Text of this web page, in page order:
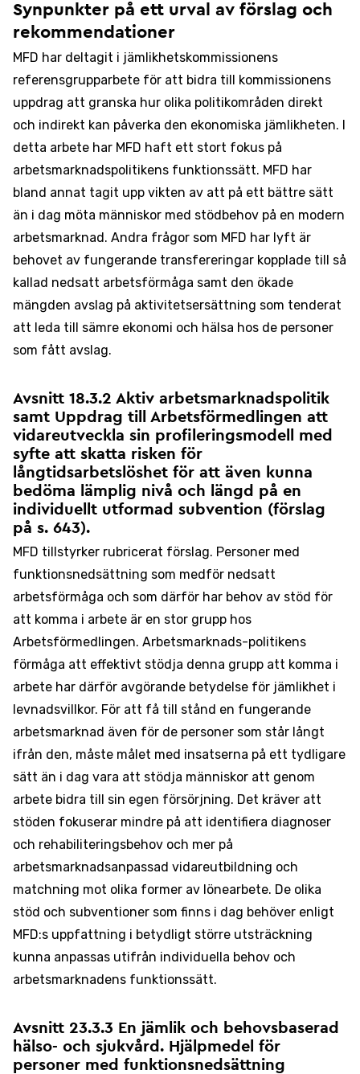
Synpunkter på ett urval av förslag och
rekommendationer
MFD har deltagit i jämlikhetskommissionens
referensgrupparbete för att bidra till kommissionens
uppdrag att granska hur olika politikområden direkt
och indirekt kan påverka den ekonomiska jämlikheten. I
detta arbete har MFD haft ett stort fokus på
arbetsmarknadspolitikens funktionssätt. MFD har
bland annat tagit upp vikten av att på ett bättre sätt
än i dag möta människor med stödbehov på en modern
arbetsmarknad. Andra frågor som MFD har lyft är
behovet av fungerande transfereringar kopplade till så
kallad nedsatt arbetsförmåga samt den ökade
mängden avslag på aktivitetsersättning som tenderat
att leda till sämre ekonomi och hälsa hos de personer
som fått avslag.
Avsnitt 18.3.2 Aktiv arbetsmarknadspolitik
samt Uppdrag till Arbetsförmedlingen att
vidareutveckla sin profileringsmodell med
syfte att skatta risken för
långtidsarbetslöshet för att även kunna
bedöma lämplig nivå och längd på en
individuellt utformad subvention (förslag
på s. 643).
MFD tillstyrker rubricerat förslag. Personer med
funktionsnedsättning som medför nedsatt
arbetsförmåga och som därför har behov av stöd för
att komma i arbete är en stor grupp hos
Arbetsförmedlingen. Arbetsmarknads-politikens
förmåga att effektivt stödja denna grupp att komma i
arbete har därför avgörande betydelse för jämlikhet i
levnadsvillkor. För att få till stånd en fungerande
arbetsmarknad även för de personer som står långt
ifrån den, måste målet med insatserna på ett tydligare
sätt än i dag vara att stödja människor att genom
arbete bidra till sin egen försörjning. Det kräver att
stöden fokuserar mindre på att identifiera diagnoser
och rehabiliteringsbehov och mer på
arbetsmarknadsanpassad vidareutbildning och
matchning mot olika former av lönearbete. De olika
stöd och subventioner som finns i dag behöver enligt
MFD:s uppfattning i betydligt större utsträckning
kunna anpassas utifrån individuella behov och
arbetsmarknadens funktionssätt.
Avsnitt 23.3.3 En jämlik och behovsbaserad
hälso- och sjukvård. Hjälpmedel för
personer med funktionsnedsättning